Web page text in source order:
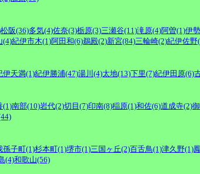
松阪(36)多気(4)佐奈(3)栃原(3)三瀬谷(11)滝原(4)阿曽(1)伊
(4)紀伊市木(1)阿田和(6)鵜殿(2)新宮(84)三輪崎(2)紀伊佐野
伊天満(1)紀伊勝浦(47)湯川(4)太地(13)下里(7)紀伊田原(6)
(1)南部(10)岩代(2)切目(7)印南(8)稲原(1)和佐(6)道成寺(2)
孫子町(1)杉本町(1)堺市(1)三国ヶ丘(2)百舌鳥(1)津久野(1)
(4)和歌山(56)